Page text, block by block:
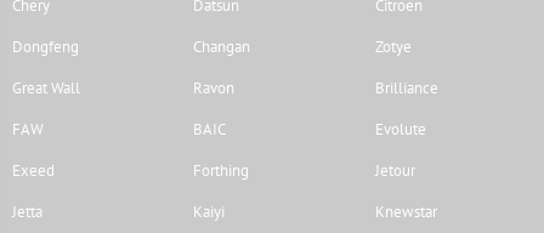
Chery
Datsun
Citroen
Dongfeng
Changan
Zotye
Great Wall
Ravon
Brilliance
FAW
BAIC
Evolute
Exeed
Forthing
Jetour
Jetta
Kaiyi
Knewstar